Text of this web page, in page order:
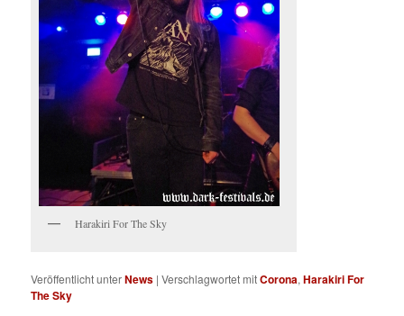
Harakiri For The Sky
Veröffentlicht unterNews |Verschlagwortet mitCorona,Harakiri For
The Sky